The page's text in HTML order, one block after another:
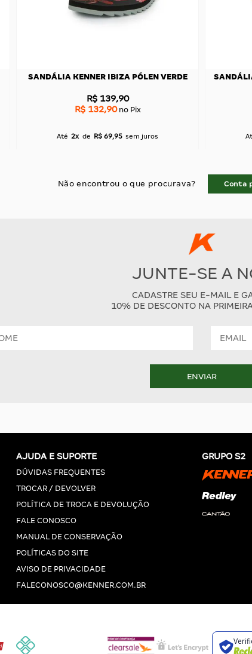
SANDÁLIA KENNER IBIZA PÓLEN VERDE
R$ 139,90
R$ 132,90no Pix
Até 2x de R$ 69,95 sem juros
Não encontrou o que procurava? Conta
JUNTE-SE A
CADASTRE SEU E-MAIL E
10% DE DESCONTO NA
ENVIAR
AJUDA E SUPORTE
DÚVIDAS FREQUENTES
TROCAR / DEVOLVER
POLÍTICA DE TROCA E DEVOLUÇÃO
FALE CONOSCO
MANUAL DE CONSERVAÇÃO
POLÍTICAS DO SITE
AVISO DE PRIVACIDADE
FALECONOSCO@KENNER.COM.BR
GRUPO S2